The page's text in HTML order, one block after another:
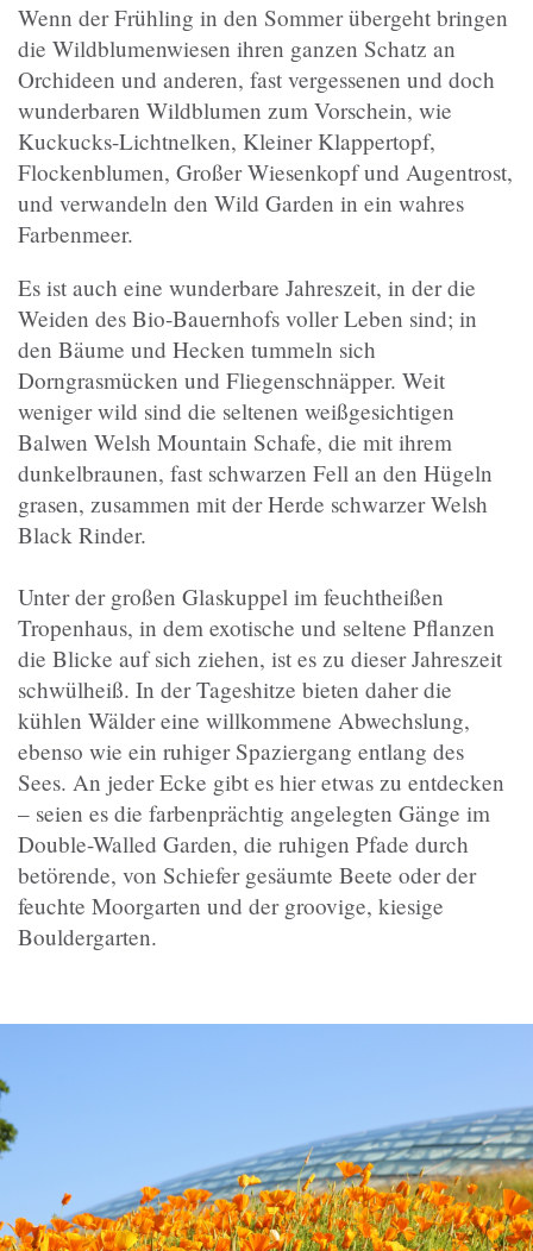
Wenn der Frühling in den Sommer übergeht bringen
die Wildblumenwiesen ihren ganzen Schatz an
Orchideen und anderen, fast vergessenen und doch
wunderbaren Wildblumen zum Vorschein, wie
Kuckucks-Lichtnelken, Kleiner Klappertopf,
Flockenblumen, Großer Wiesenkopf und Augentrost,
und verwandeln den Wild Garden in ein wahres
Farbenmeer.
Es ist auch eine wunderbare Jahreszeit, in der die
Weiden des Bio-Bauernhofs voller Leben sind; in
den Bäume und Hecken tummeln sich
Dorngrasmücken und Fliegenschnäpper. Weit
weniger wild sind die seltenen weißgesichtigen
Balwen Welsh Mountain Schafe, die mit ihrem
dunkelbraunen, fast schwarzen Fell an den Hügeln
grasen, zusammen mit der Herde schwarzer Welsh
Black Rinder.
Unter der großen Glaskuppel im feuchtheißen
Tropenhaus, in dem exotische und seltene Pflanzen
die Blicke auf sich ziehen, ist es zu dieser Jahreszeit
schwülheiß. In der Tageshitze bieten daher die
kühlen Wälder eine willkommene Abwechslung,
ebenso wie ein ruhiger Spaziergang entlang des
Sees. An jeder Ecke gibt es hier etwas zu entdecken
– seien es die farbenprächtig angelegten Gänge im
Double-Walled Garden, die ruhigen Pfade durch
betörende, von Schiefer gesäumte Beete oder der
feuchte Moorgarten und der groovige, kiesige
Bouldergarten.